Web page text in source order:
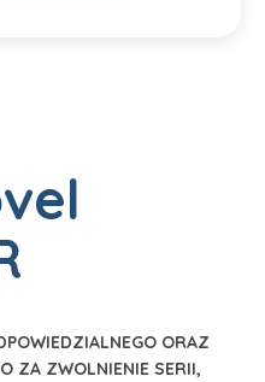
ORAZ
ZA ZWOLNIENIE SERII,